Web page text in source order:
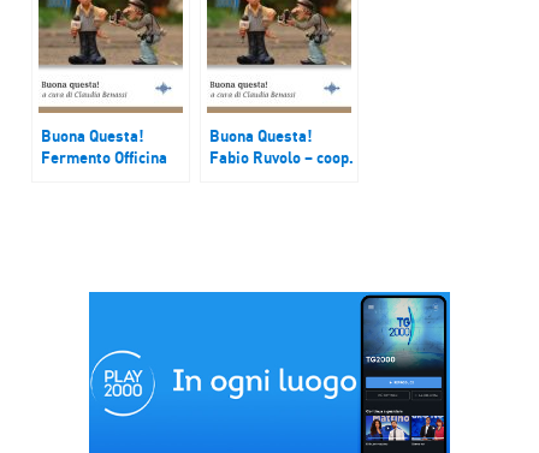
Buona Questa!
Fermento Officina
Buona Questa!
Fabio Ruvolo – coop.